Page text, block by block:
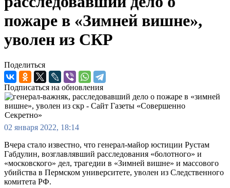
пожаре в «Зимней вишне»,
уволен из СКР
Поделиться
Подписаться на обновления
02 января 2022, 18:14
Вчера стало известно, что генерал-майор юстиции Рустам
Габдулин, возглавлявший расследования «болотного» и
«московского» дел, трагедии в «Зимней вишне» и массового
убийства в Пермском университете, уволен из Следственного
комитета РФ.